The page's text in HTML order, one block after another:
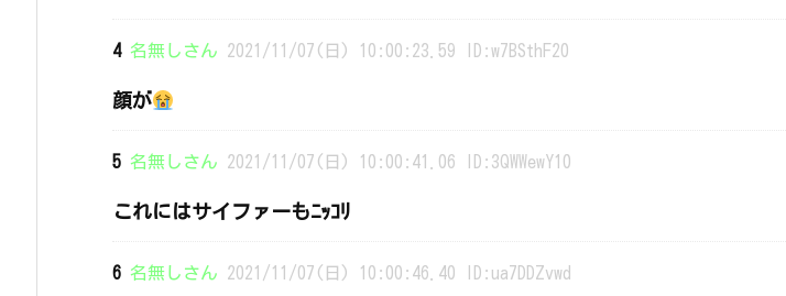
4 名無しさん 2021/11/07(日) 10:00:23.59 ID:w7BSthF20
顔が
5 名無しさん 2021/11/07(日) 10:00:41.06 ID:3QWWewY10
これにはサイファーもﾆｯｺﾘ
6 名無しさん 2021/11/07(日) 10:00:46.40 ID:ua7DDZvwd